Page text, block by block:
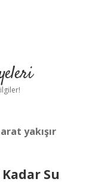
yakışır
Su